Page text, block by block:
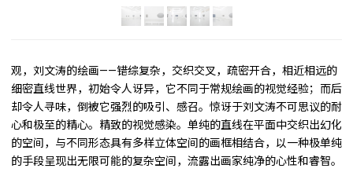
观，刘文涛的绘画——错综复杂，交织交叉，疏密开合，相近相远的
细密直线世界，初始令人讶异，它不同于常规绘画的视觉经验；而后
却令人寻味，倒被它强烈的吸引、感召。惊讶于刘文涛不可思议的耐
心和极至的精心。精致的视觉感染。单纯的直线在平面中交织出幻化
的空间，与不同形态具有多样立体空间的画框相结合，以一种极单纯
的手段呈现出无限可能的复杂空间，流露出画家纯净的心性和睿智。